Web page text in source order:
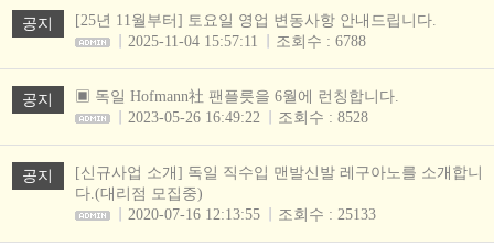
공지
[25년 11월부터] 토요일 영업 변동사항 안내드립니다.
2025-11-04 15:57:11
조회수 : 6788
공지
▣ 독일 Hofmann社 팬플릇을 6월에 런칭합니다.
2023-05-26 16:49:22
조회수 : 8528
공지
[신규사업 소개] 독일 직수입 맨발신발 레구아노를 소개합니
다.(대리점 모집중)
2020-07-16 12:13:55
조회수 : 25133